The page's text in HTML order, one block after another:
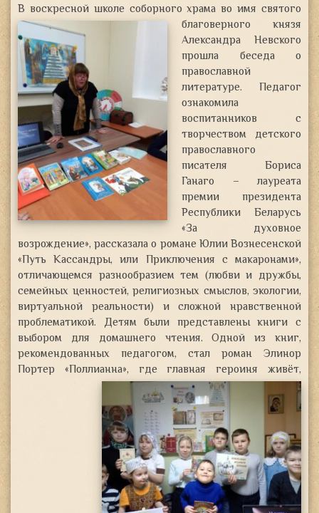
В воскресной школе соборного храма во имя святого
благоверного князя
Александра Невского
прошла беседа о
православной
литературе. Педагог
ознакомила
воспитанников с
творчеством детского
православного
писателя Бориса
Ганаго – лауреата
премии президента
Республики Беларусь
«За духовное
возрождение», рассказала о романе Юлии Вознесенской
«Путь Кассандры, или Приключения с макаронами»,
отличающемся разнообразием тем (любви и дружбы,
семейных ценностей, религиозных смыслов, экологии,
виртуальной реальности) и сложной нравственной
проблематикой. Детям были представлены книги с
выбором для домашнего чтения. Одной из книг,
рекомендованных педагогом, стал роман Элинор
Портер «Поллианна», где главная героиня живёт,